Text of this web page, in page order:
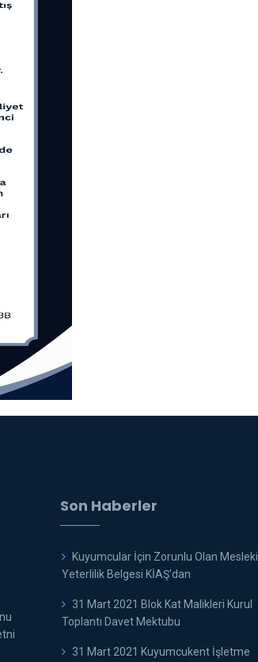
Son Haberler
Kuyumcular İçin Zorunlu Olan Mesleki
Yeterlilik Belgesi KİAŞ'dan
31 Mart 2021 Blok Kat Malikleri Kurul
Toplantı Davet Mektubu
31 Mart 2021 Kuyumcukent İşletme